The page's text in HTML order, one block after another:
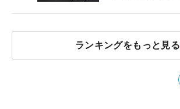
ランキングをもっと見る